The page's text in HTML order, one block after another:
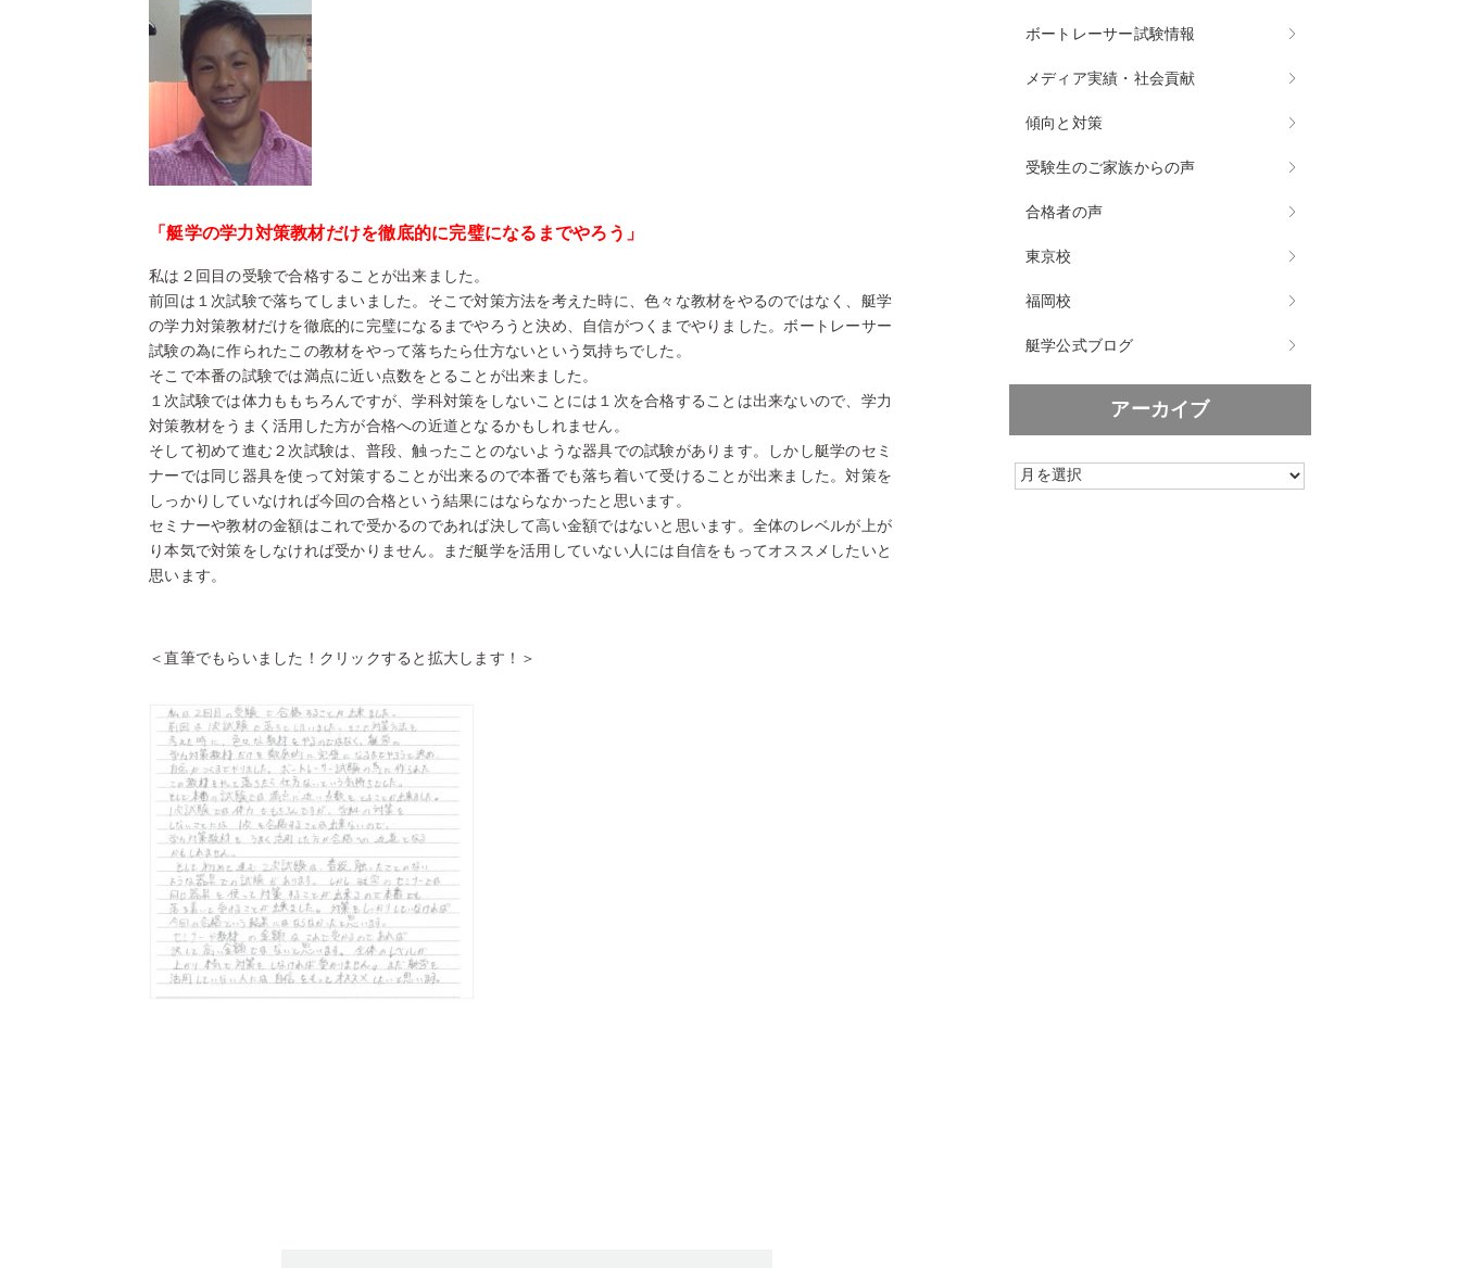
「艇学の学力対策教材だけを徹底的に完璧になるまでやろう」
私は２回目の受験で合格することが出来ました。
前回は１次試験で落ちてしまいました。そこで対策方法を考えた時に、色々な教材をやるのではなく、艇学
の学力対策教材だけを徹底的に完璧になるまでやろうと決め、自信がつくまでやりました。ボートレーサー
試験の為に作られたこの教材をやって落ちたら仕方ないという気持ちでした。
そこで本番の試験では満点に近い点数をとることが出来ました。
１次試験では体力ももちろんですが、学科対策をしないことには１次を合格することは出来ないので、学力
対策教材をうまく活用した方が合格への近道となるかもしれません。
そして初めて進む２次試験は、普段、触ったことのないような器具での試験があります。しかし艇学のセミ
ナーでは同じ器具を使って対策することが出来るので本番でも落ち着いて受けることが出来ました。対策を
しっかりしていなければ今回の合格という結果にはならなかったと思います。
セミナーや教材の金額はこれで受かるのであれば決して高い金額ではないと思います。全体のレベルが上が
り本気で対策をしなければ受かりません。まだ艇学を活用していない人には自信をもってオススメしたいと
思います。
＜直筆でもらいました！クリックすると拡大します！＞
ボートレーサー試験情報
メディア実績・社会貢献
傾向と対策
受験生のご家族からの声
合格者の声
東京校
福岡校
艇学公式ブログ
アーカイブ